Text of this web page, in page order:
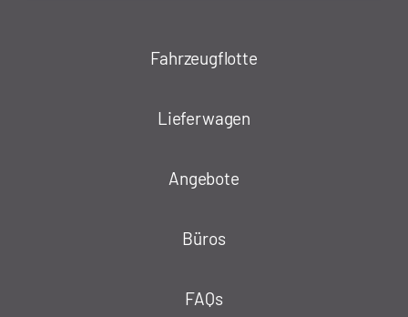
Fahrzeugflotte
Lieferwagen
Angebote
Büros
FAQs